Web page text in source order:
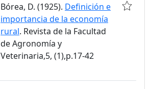
Bórea, D. (1925). Definición e
importancia de la economía
rural. Revista de la Facultad
de Agronomía y
Veterinaria,5, (1),p.17-42